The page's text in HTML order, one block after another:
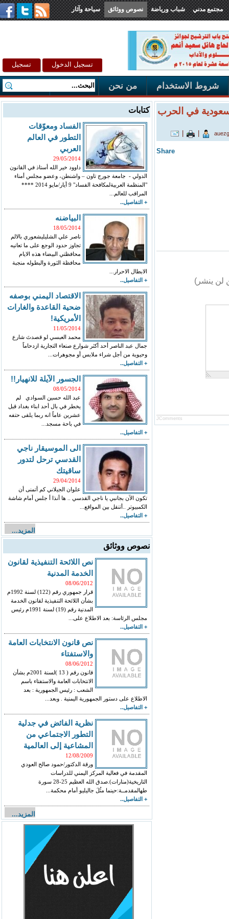
تسجيل الدخول تسجيل
مجتمع مدني شباب ورياضة نصوص ووثائق سياحة وآثار
شروط الاستخدام من نحن اتصل بنا
كتابات
الفساد ومعوّقات
التطور في العالم
العربي
29/05/2014
داوود خير الله أستاذ في القانون
الدولي - جامعة جورج تاون – واشنطن، وعضو مجلس أمناء
"المنظمة العربيةلمكافحة الفساد" 9 أيار/مايو 2014 ****
المراقب للعالم...
+ التفاصيل..
البياضنه
18/05/2014
ناصر علي الشليليشعوري بالالم
تجاوز حدود الوجع على ما تعانيه
محافظتي البيضاء هذه الايام
محافظة الثورة والبطوله منجبة
الابطال الاحرار...
+ التفاصيل..
الاقتصاد اليمني بوصفه
ضحية القاعدة والغارات
الأمريكية!
11/05/2014
محمد العبسي لو قصدتَ شارع
جمال عبد الناصر أحد أكثر شوارع صنعاء التجارية ازدحاماً
وحيوية من أجل شراء ملابس أو مجوهرات...
+ التفاصيل..
الجسور الآيلة للانهيار!!
08/05/2014
عبد الله حسين السوادي لم
يخطر في بال أحد ابناء بغداد قبل
عشرين عاماً انه ربما يلقى حتفه
في باحة مسجد...
+ التفاصيل..
الى الموسيقار ناجي
القدسي ترحل لتدور
ساقيتك
29/04/2014
علوان الجيلاني كم أتمنى أن
تكون الآن بجانبي يا ناجي القدسي .. ها أنذا أ جلس أمام شاشة
الكمبيوتر ..أتنقل بين المواقع...
+ التفاصيل..
المزيد...
نصوص ووثائق
نص اللائحة التنفيذية لقانون
الخدمة المدنية
08/06/2012
قرار جمهوري رقم (122) لسنة 1992م
بشأن اللائحة التنفيذية لقانون الخدمة
المدنية رقم (19) لسنة 1991م رئيس
مجلس الرئاسة: بعد الاطلاع على...
+ التفاصيل..
نص قانون الانتخابات العامة
والاستفتاء
08/06/2012
قانون رقم ( 13 )لسنة 2001م بشأن
الانتخابات العامة والاستفتاء باسم
الشعب : رئيس الجمهورية : بعد
الاطلاع على دستور الجمهورية اليمنية . وبعد...
+ التفاصيل..
نظرية الفائض في جدلية
التطور الاجتماعي من
المشاعية إلى العالمية
12/08/2009
ورقة الدكتور/حمود صالح العودي
المقدمة في فعالية المركز اليمني للدراسات
التاريخية(منارات).صدق الله العظيم 25-28 سورة
طهالمقدمــة:حينما مثُلَ جاليليو أمام محكمة...
+ التفاصيل..
المزيد...
في الحرب
Share
لن ينشر)
JComments